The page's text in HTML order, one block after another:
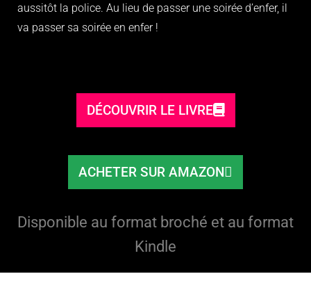
aussitôt la police. Au lieu de passer une soirée d’enfer, il
va passer sa soirée en enfer !
DÉCOUVRIR LE LIVRE
ACHETER SUR AMAZON
Disponible au format broché et au format
Kindle